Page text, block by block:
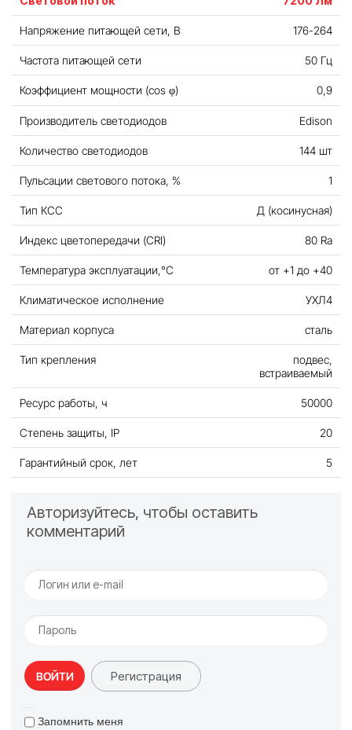
Напряжение питающей сети, В 176-264
Частота питающей сети 50 Гц
Коэффициент мощности (cos φ) 0,9
Производитель светодиодов Edison
Количество светодиодов 144 шт
Пульсации светового потока, % 1
Тип КСС Д (косинусная)
Индекс цветопередачи (CRI) 80 Ra
Температура эксплуатации,°С от +1 до +40
Климатическое исполнение УХЛ4
Материал корпуса сталь
Тип крепления
подвес,
встраиваемый
Ресурс работы, ч 50000
Степень защиты, IP 20
Гарантийный срок, лет 5
Авторизуйтесь, чтобы оставить
комментарий
ВОЙТИ Регистрация
Запомнить меня